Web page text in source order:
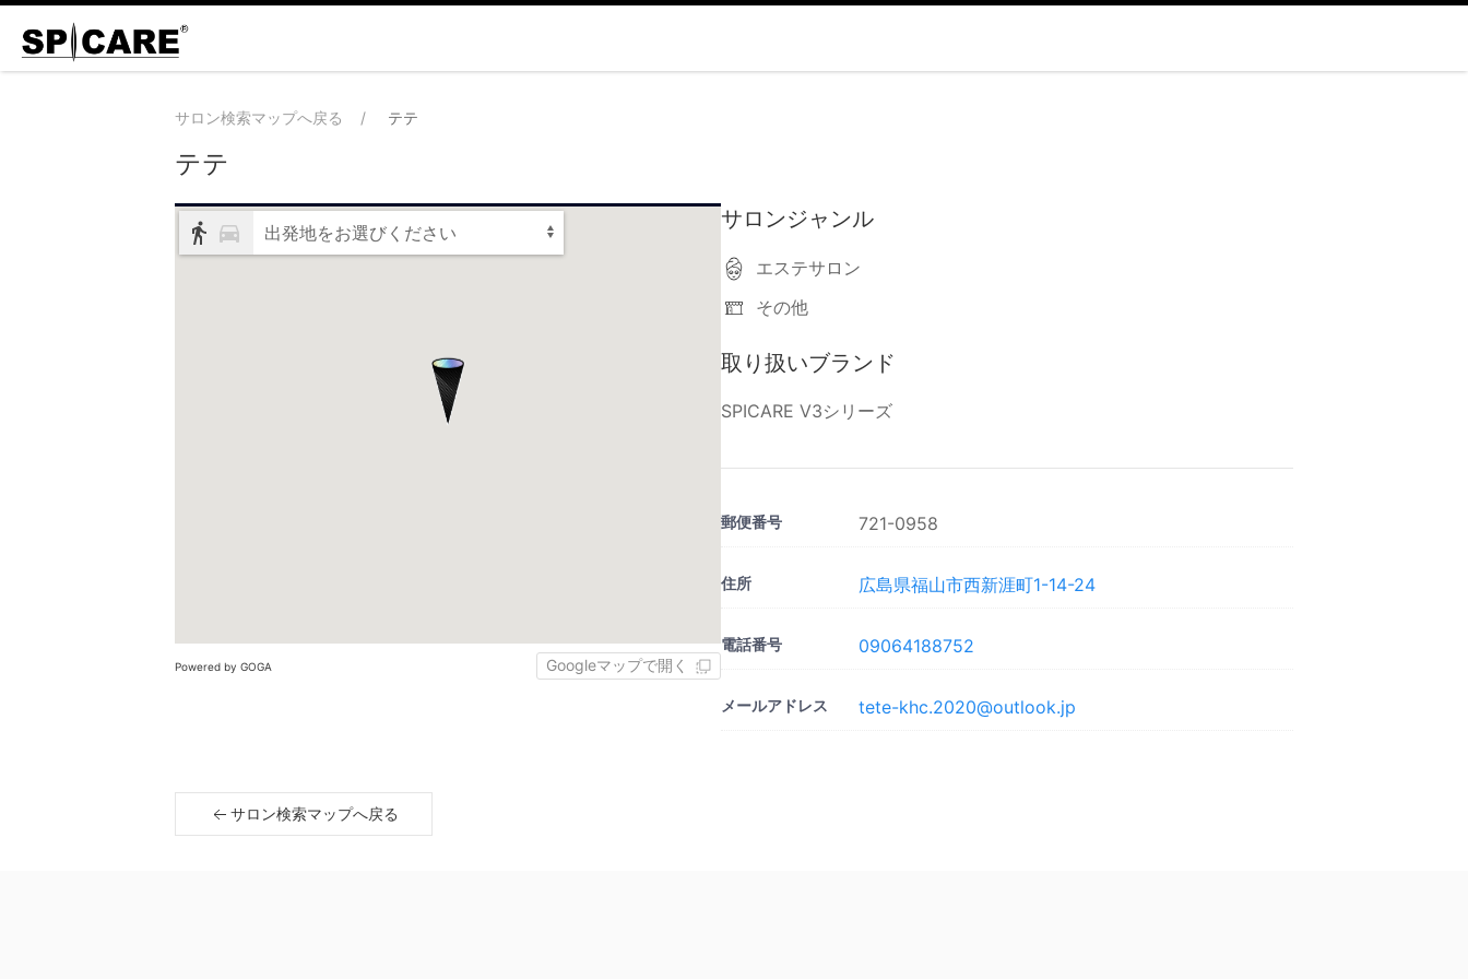
サロン検索マップへ戻る テテ
テテ
出発地をお選びください
Powered by GOGA Googleマップで開く
サロンジャンル
エステサロン
その他
取り扱いブランド
SPICARE V3シリーズ
郵便番号 721-0958
住所 広島県福山市西新涯町1-14-24
電話番号 09064188752
メールアドレス tete-khc.2020@outlook.jp
サロン検索マップへ戻る